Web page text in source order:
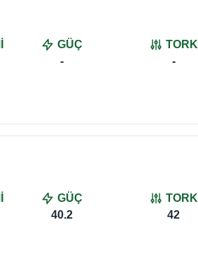
GÜÇ
-
TORK
-
GÜÇ
40.2
TORK
42